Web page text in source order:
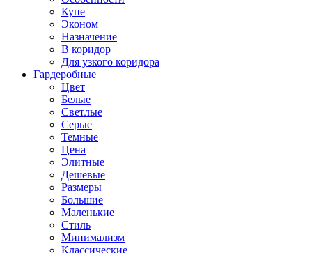
Купе
Эконом
Назначение
В коридор
Для узкого коридора
Гардеробные
Цвет
Белые
Светлые
Серые
Темные
Цена
Элитные
Дешевые
Размеры
Большие
Маленькие
Стиль
Минимализм
Классические